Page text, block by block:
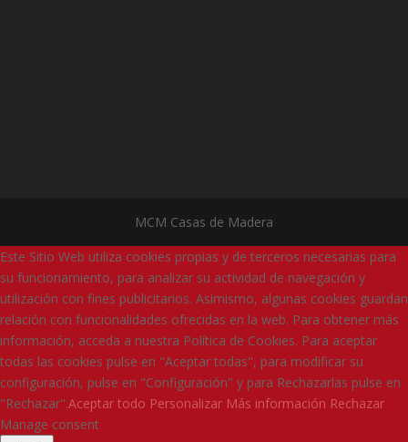
MCM Casas de Madera
Este Sitio Web utiliza cookies propias y de terceros necesarias para
su funcionamiento, para analizar su actividad de navegación y
utilización con fines publicitarios. Asimismo, algunas cookies guardan
relación con funcionalidades ofrecidas en la web. Para obtener más
información, acceda a nuestra Política de Cookies. Para aceptar
todas las cookies pulse en "Aceptar todas", para modificar su
configuración, pulse en "Configuración" y para Rechazarlas pulse en
"Rechazar".Aceptar todo Personalizar Más información Rechazar
Manage consent